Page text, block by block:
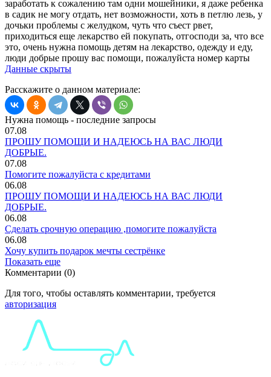
заработать к сожалению там одни мошейники, я даже ребенка
в садик не могу отдать, нет возможности, хоть в петлю лезь, у
дочьки проблемы с желудком, чуть что съест рвет,
приходиться еще лекарство ей покупать, отгосподи за, что все
это, очень нужна помощь детям на лекарство, одежду и еду,
люди добрые прошу вас помощи, пожалуйста номер карты
Данные скрыты
Расскажите о данном материале:
Нужна помощь - последние запросы
07.08
ПРОШУ ПОМОЩИ И НАДЕЮСЬ НА ВАС ЛЮДИ
ДОБРЫЕ.
07.08
Помогите пожалуйста с кредитами
06.08
ПРОШУ ПОМОЩИ И НАДЕЮСЬ НА ВАС ЛЮДИ
ДОБРЫЕ.
06.08
Сделать срочную операцию ,помогите пожалуйста
06.08
Хочу купить подарок мечты сестрёнке
Показать еще
Комментарии (0)
Для того, чтобы оставлять комментарии, требуется
авторизация